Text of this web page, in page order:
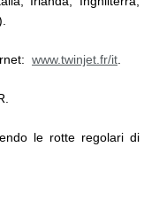
www.twinjet.fr/it
le rotte regolari di